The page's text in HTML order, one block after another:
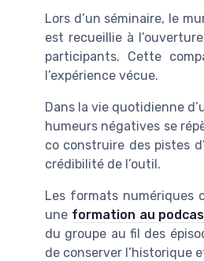
Lors d’un séminaire, le
est recueillie à
participants. Cette
l’expérience vécue.
Dans la vie quotidienne
humeurs négatives se
co construire des pistes
crédibilité de l’outil.
Les formats numériques
une formation au
du groupe au fil des
de conserver l’historique